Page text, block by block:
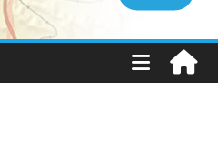
מהמקורות